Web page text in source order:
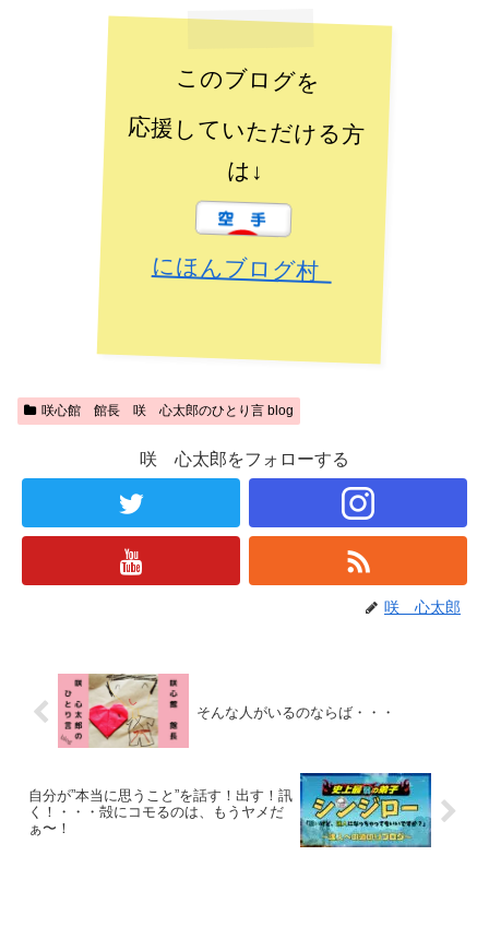
このブログを
応援していただける方
は↓
にほんブログ村
咲心館 館長 咲 心太郎のひとり言 blog
咲 心太郎をフォローする
咲 心太郎
そんな人がいるのならば・・・
自分が”本当に思うこと”を話す！出す！訊
く！・・・殻にコモるのは、もうヤメだ
ぁ〜！